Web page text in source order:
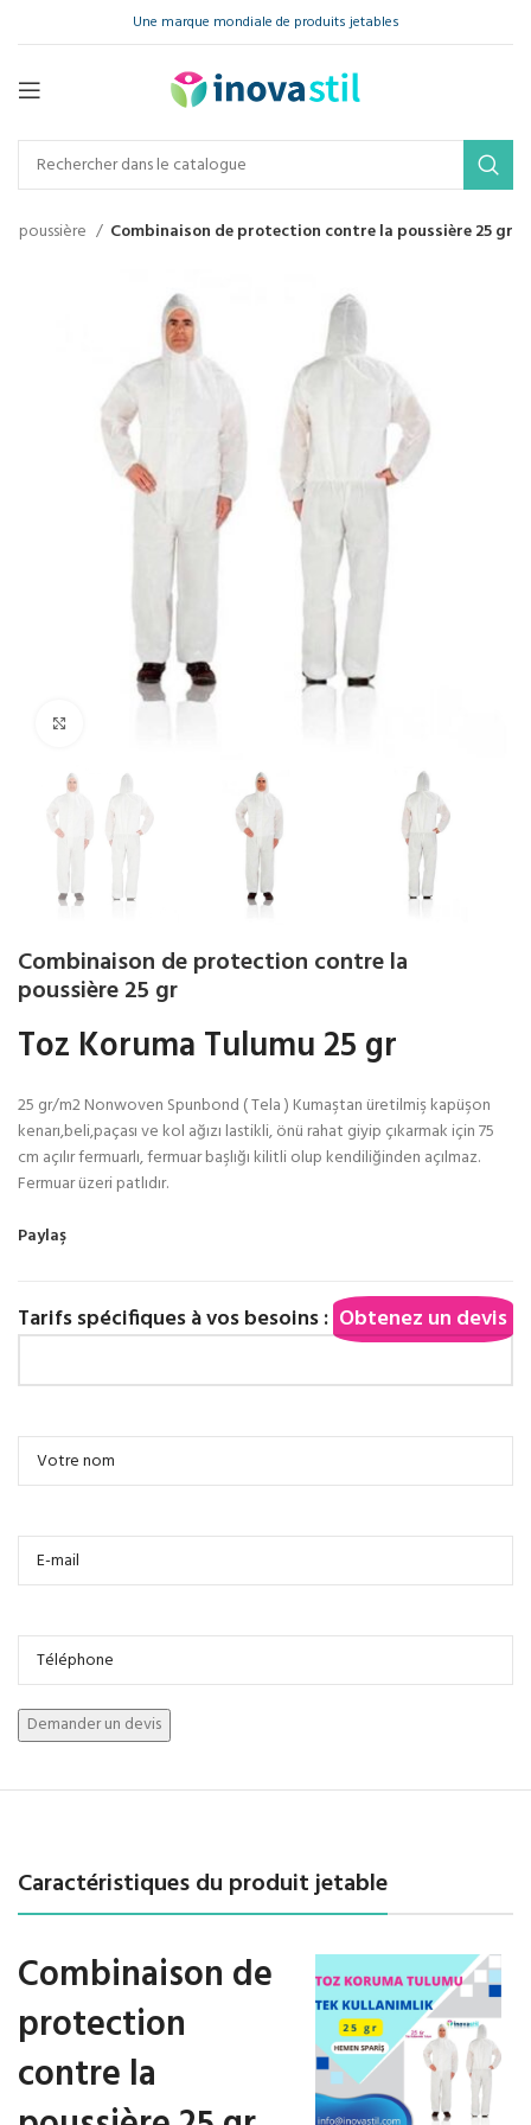
Une marque mondiale de produits jetables
poussière Combinaison de protection contre la poussière 25 gr
Combinaison de protection contre la
poussière 25 gr
Toz Koruma Tulumu 25 gr
25 gr/m2 Nonwoven Spunbond ( Tela ) Kumaştan üretilmiş kapüşon
kenarı,beli,paçası ve kol ağızı lastikli, önü rahat giyip çıkarmak için 75
cm açılır fermuarlı, fermuar başlığı kilitli olup kendiliğinden açılmaz.
Fermuar üzeri patlıdır.
Paylaş
Tarifs spécifiques à vos besoins : Obtenez un devis
Caractéristiques du produit jetable
Combinaison de
protection
contre la